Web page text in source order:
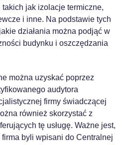
jak izolacje termiczne,
i inne. Na podstawie tych
działania można podjąć w
budynku i oszczędzania
można uzyskać poprzez
audytora
firmy świadczącej
również skorzystać z
tę usługę. Ważne jest,
byli wpisani do Centralnej